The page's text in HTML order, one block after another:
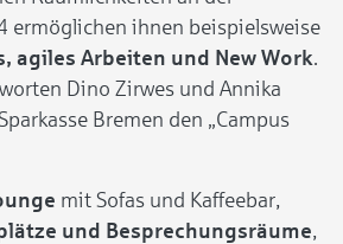
ermöglichen ihnen beispielsweise
agiles Arbeiten und New Work.
Dino Zirwes und Annika
Bremen den „Campus
mit Sofas und Kaffeebar,
und Besprechungsräume,